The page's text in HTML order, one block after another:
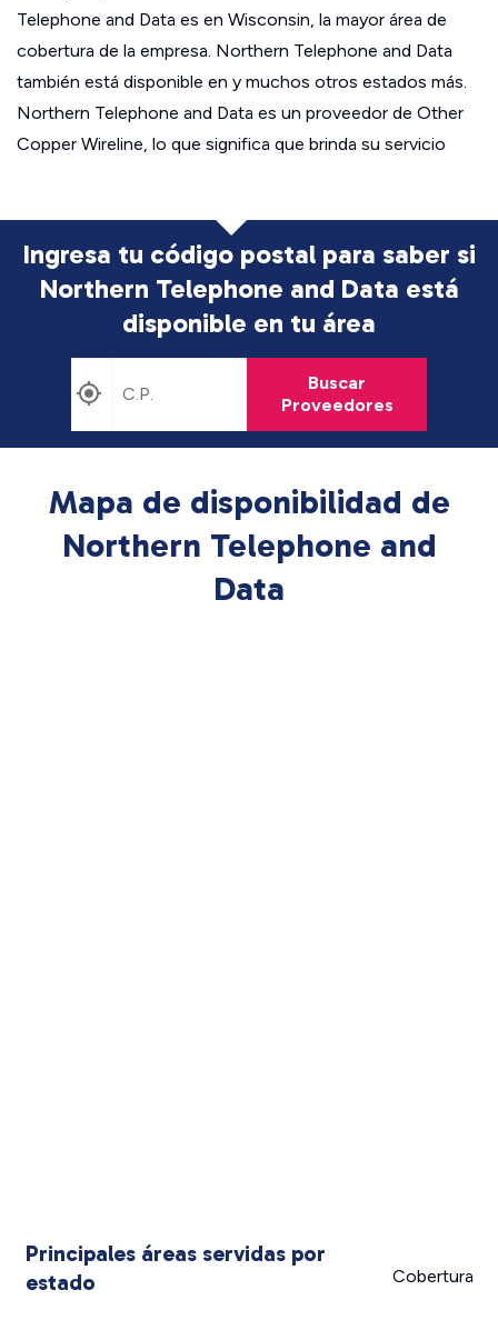
Telephone and Data es en Wisconsin, la mayor área de
cobertura de la empresa. Northern Telephone and Data
también está disponible en y muchos otros estados más.
Northern Telephone and Data es un proveedor de Other
Copper Wireline, lo que significa que brinda su servicio
Ingresa tu código postal para saber si
Northern Telephone and Data está
disponible en tu área
Buscar
Proveedores
Mapa de disponibilidad de
Northern Telephone and
Data
Principales áreas servidas por
estado
Cobertura